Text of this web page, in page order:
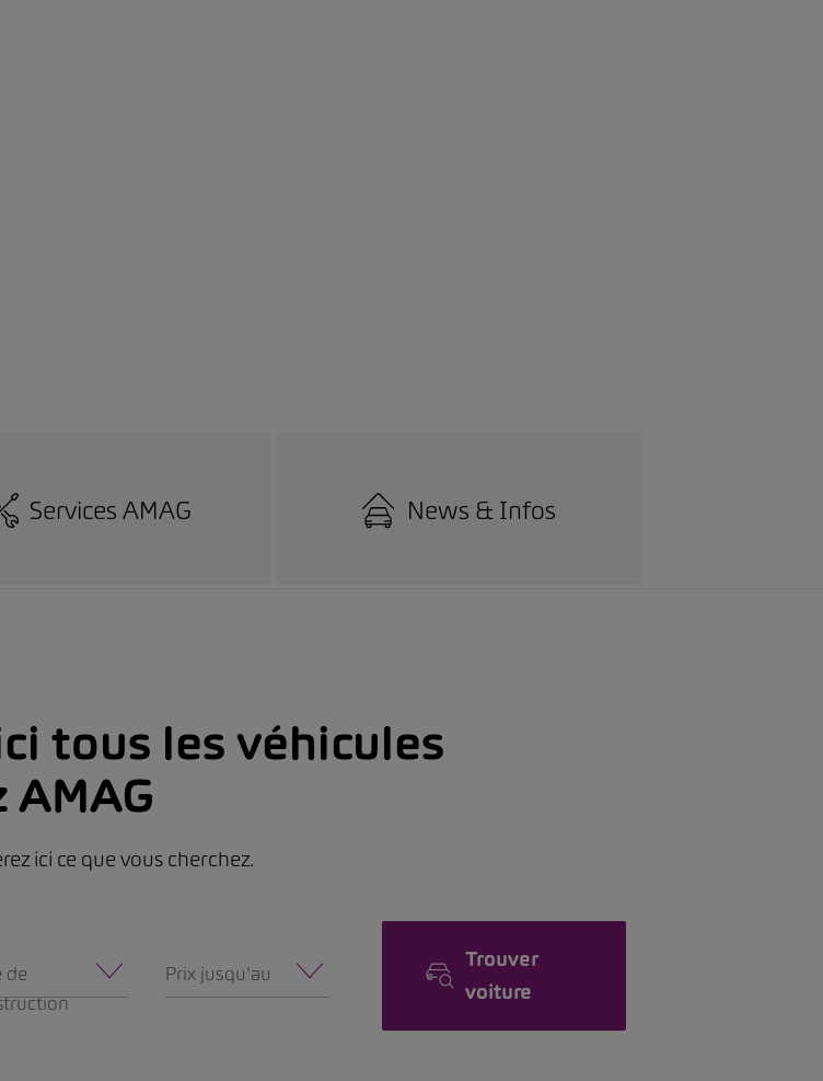
Services AMAG News & Infos
tous les véhicules
ici ce que vous cherchez.
de
Prix jusqu'au
Trouver
voiture